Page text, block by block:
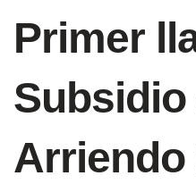
Primer
Subsidio
Arriendo